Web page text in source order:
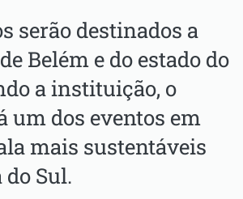
serão destinados a
Belém e do estado do
a instituição, o
um dos eventos em
mais sustentáveis
Sul.